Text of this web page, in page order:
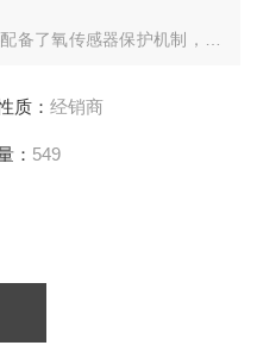
备了氧传感器保护机制，我
在更优化的测量位置。操作
质： 经销商
： 549